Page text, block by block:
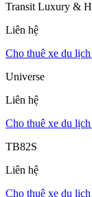
Transit Luxury &
Liên hệ
Cho thuê xe du
Universe
Liên hệ
Cho thuê xe du
TB82S
Liên hệ
Cho thuê xe du